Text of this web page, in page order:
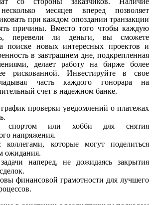
месяцев вперед позволяет
при каждом опоздании транзакции
причины. Вместо того чтобы каждую
перевели ли деньги, вы сможете
поиске новых интересных проектов и
в завтрашнем дне, подкрепленная
делает работу на бирже более
рискованной. Инвестируйте в свое
часть каждого гонорара на
счет в надежном банке.
график проверки уведомлений о платежах
спортом или хобби для снятия
напряжения.
коллегами, которые могут поделиться
ожидания.
наперед, не дожидаясь закрытия
финансовой грамотности для лучшего